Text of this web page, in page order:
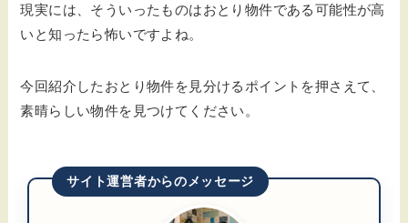
現実には、そういったものはおとり物件である可能性が高
いと知ったら怖いですよね。
今回紹介したおとり物件を見分けるポイントを押さえて、
素晴らしい物件を見つけてください。
サイト運営者からのメッセージ